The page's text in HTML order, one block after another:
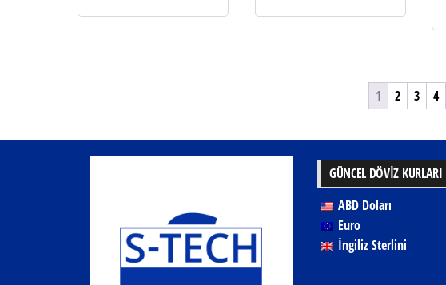
1 2 3 4
GÜNCEL DÖVİZ KURLARI
ABD Doları
Euro
İngiliz Sterlini